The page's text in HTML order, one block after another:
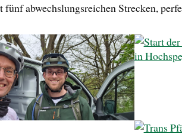
abwechslungsreichen Strecken,